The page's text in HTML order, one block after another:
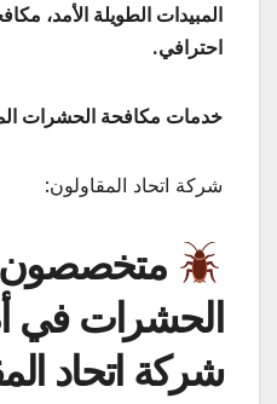
المبيدات الطويلة الأمد،
احترافي.
خدمات مكافحة الحشرات
شركة اتحاد المقاولون:
متخصصون
الحشرات في
شركة اتحاد